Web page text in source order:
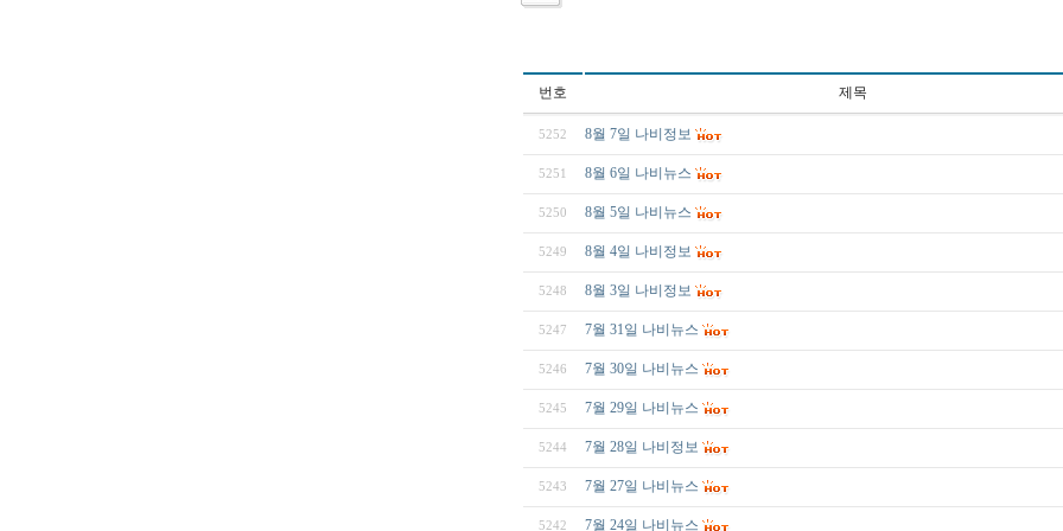
번호 제목
5252 8월 7일 나비정보
5251 8월 6일 나비뉴스
5250 8월 5일 나비뉴스
5249 8월 4일 나비정보
5248 8월 3일 나비정보
5247 7월 31일 나비뉴스
5246 7월 30일 나비뉴스
5245 7월 29일 나비뉴스
5244 7월 28일 나비정보
5243 7월 27일 나비뉴스
5242 7월 24일 나비뉴스